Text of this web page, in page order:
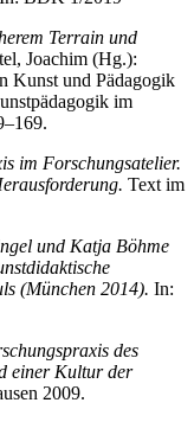
Terrain und
Joachim (Hg.):
Kunst und Pädagogik
im
im Forschungsatelier.
Text im
und Katja Böhme
(München 2014). In:
des
einer Kultur der
2009.